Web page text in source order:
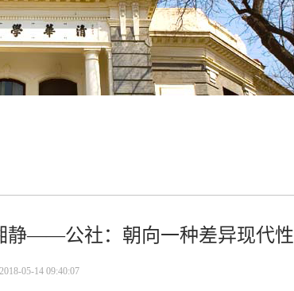
静——公社：朝向一种差异现代性
05-14 09:40:07